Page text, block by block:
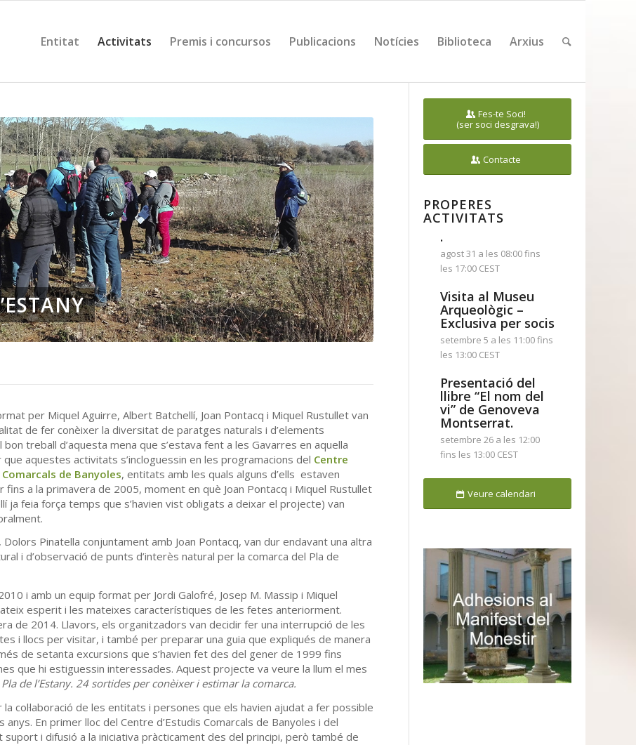
Entitat Activitats Premis i concursos Publicacions Notícies Biblioteca Arxius
per Miquel Aguirre, Albert Batchellí, Joan Pontacq i Miquel Rustullet van
de fer conèixer la diversitat de paratges naturals i d’elements
treball d’aquesta mena que s’estava fent a les Gavarres en aquella
aquestes activitats s’incloguessin en les programacions del Centre
Comarcals de Banyoles, entitats amb les quals alguns d’ells estaven
a la primavera de 2005, moment en què Joan Pontacq i Miquel Rustullet
ja feia força temps que s’havien vist obligats a deixar el projecte) van
Pinatella conjuntament amb Joan Pontacq, van dur endavant una altra
i d’observació de punts d’interès natural per la comarca del Pla de
i amb un equip format per Jordi Galofré, Josep M. Massip i Miquel
esperit i les mateixes característiques de les fetes anteriorment.
de 2014. Llavors, els organitzadors van decidir fer una interrupció de les
i llocs per visitar, i també per preparar una guia que expliqués de manera
de setanta excursions que s’havien fet des del gener de 1999 fins
que hi estiguessin interessades. Aquest projecte va veure la llum el mes
de l’Estany. 24 sortides per conèixer i estimar la comarca.
col·laboració de les entitats i persones que els havien ajudat a fer possible
En primer lloc del Centre d’Estudis Comarcals de Banyoles i del
i difusió a la iniciativa pràcticament des del principi, però també de
Fes-te Soci!
(ser soci desgrava!)
Contacte
PROPERES
ACTIVITATS
.
agost 31 a les 08:00fins
les 17:00 CEST
Visita al Museu
Arqueològic –
Exclusiva per socis
setembre 5 a les 11:00fins
les 13:00 CEST
Presentació del
llibre “El nom del
vi” de Genoveva
Montserrat.
setembre 26 a les 12:00
fins les 13:00 CEST
Veure calendari